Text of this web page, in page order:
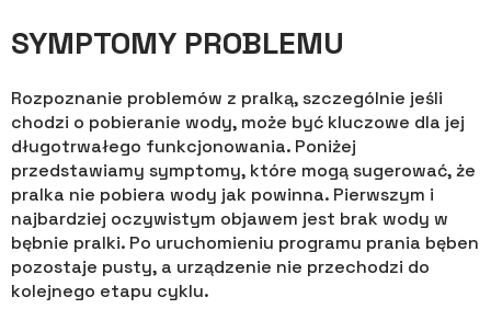
SYMPTOMY PROBLEMU
Rozpoznanie problemów z pralką, szczególnie jeśli
chodzi o pobieranie wody, może być kluczowe dla jej
długotrwałego funkcjonowania. Poniżej
przedstawiamy symptomy, które mogą sugerować, że
pralka nie pobiera wody jak powinna. Pierwszym i
najbardziej oczywistym objawem jest brak wody w
bębnie pralki. Po uruchomieniu programu prania bęben
pozostaje pusty, a urządzenie nie przechodzi do
kolejnego etapu cyklu.